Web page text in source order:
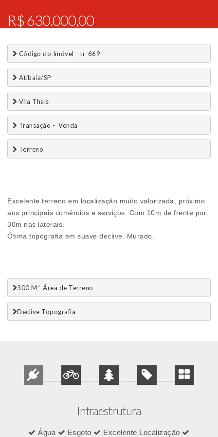
R$ 630.000,00
Código do Imóvel - tr-669
Atibaia/SP
Vila Thais
Transação -  Venda
Terreno
Excelente terreno em localização muito valorizada, próximo
aos principais comércios e serviços. Com 10m de frente por
30m nas laterais.
Ótima topografia em suave declive. Murado.
300 M²  Área de Terreno
Declive Topografia
Infraestrutura
Água Esgoto Excelente Localização